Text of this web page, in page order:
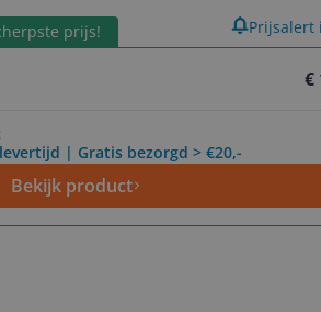
artikelen gevonden.
prijs!
€
| Gratis bezorgd > €20,-
Bekijk product
Prijsalert